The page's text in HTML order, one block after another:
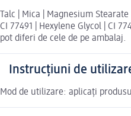
Talc | Mica | Magnesium
CI 77491 | Hexylene Glycol | CI
pot diferi de cele de pe ambalaj.
Instrucțiuni de
Mod de utilizare: aplicați